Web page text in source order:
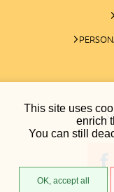
This site uses
enrich
You can still
OK, accept all